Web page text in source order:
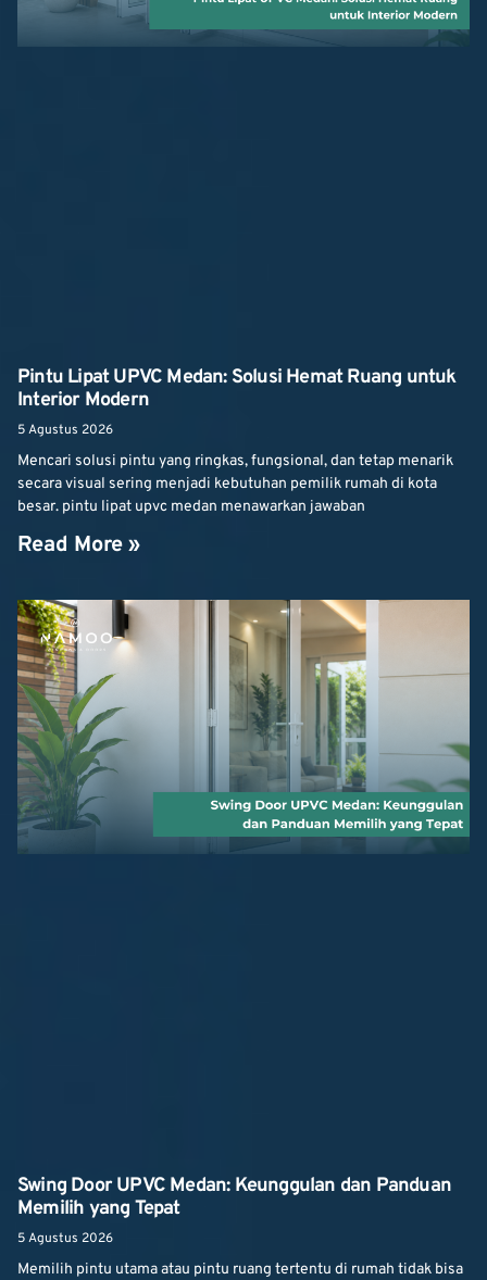
Pintu Lipat UPVC Medan: Solusi Hemat Ruang untuk
Interior Modern
5 Agustus 2026
Mencari solusi pintu yang ringkas, fungsional, dan tetap menarik
secara visual sering menjadi kebutuhan pemilik rumah di kota
besar. pintu lipat upvc medan menawarkan jawaban
Read More »
Swing Door UPVC Medan: Keunggulan dan Panduan
Memilih yang Tepat
5 Agustus 2026
Memilih pintu utama atau pintu ruang tertentu di rumah tidak bisa